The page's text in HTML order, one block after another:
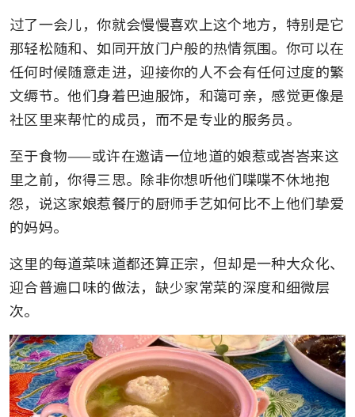
过了一会儿，你就会慢慢喜欢上这个地方，特别是它
那轻松随和、如同开放门户般的热情氛围。你可以在
任何时候随意走进，迎接你的人不会有任何过度的繁
文缛节。他们身着巴迪服饰，和蔼可亲，感觉更像是
社区里来帮忙的成员，而不是专业的服务员。
至于食物——或许在邀请一位地道的娘惹或峇峇来这
里之前，你得三思。除非你想听他们喋喋不休地抱
怨，说这家娘惹餐厅的厨师手艺如何比不上他们挚爱
的妈妈。
这里的每道菜味道都还算正宗，但却是一种大众化、
迎合普遍口味的做法，缺少家常菜的深度和细微层
次。